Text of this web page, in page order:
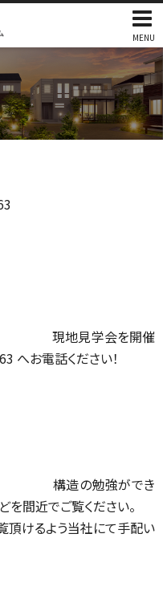
MENU
現地見学会を開催
へお電話ください！
構造の勉強ができ
を間近でご覧ください。
頂けるよう当社にて手配い